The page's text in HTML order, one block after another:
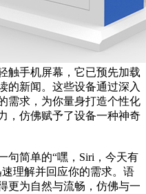
手机屏幕，它已预先加载
的新闻。这些设备通过深入
需求，为你量身打造个性化
，仿佛赋予了设备一种神奇
简单的“嘿，Siri，今天有
理解并回应你的需求。语
更为自然与流畅，仿佛与一